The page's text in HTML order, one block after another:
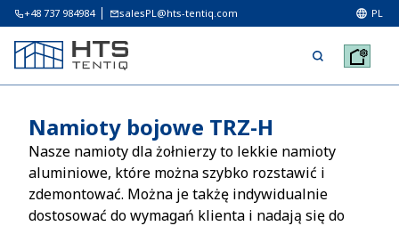
+48 737 984984 salesPL@hts-tentiq.com PL
Namioty bojowe TRZ-H
Nasze namioty dla żołnierzy to lekkie namioty
aluminiowe, które można szybko rozstawić i
zdemontować. Można je takżę indywidualnie
dostosować do wymagań klienta i nadają się do